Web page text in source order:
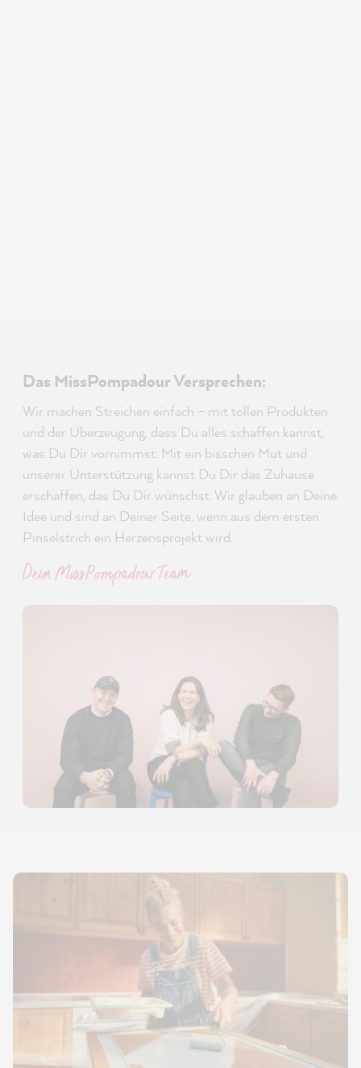
Das MissPompadour Versprechen:
Wir machen Streichen einfach – mit tollen Produkten
und der Überzeugung, dass Du alles schaffen kannst,
was Du Dir vornimmst. Mit ein bisschen Mut und
unserer Unterstützung kannst Du Dir das Zuhause
erschaffen, das Du Dir wünschst. Wir glauben an Deine
Idee und sind an Deiner Seite, wenn aus dem ersten
Pinselstrich ein Herzensprojekt wird.
Dein MissPompadour Team